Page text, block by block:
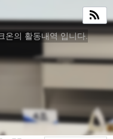
온의 활동내역 입니다.